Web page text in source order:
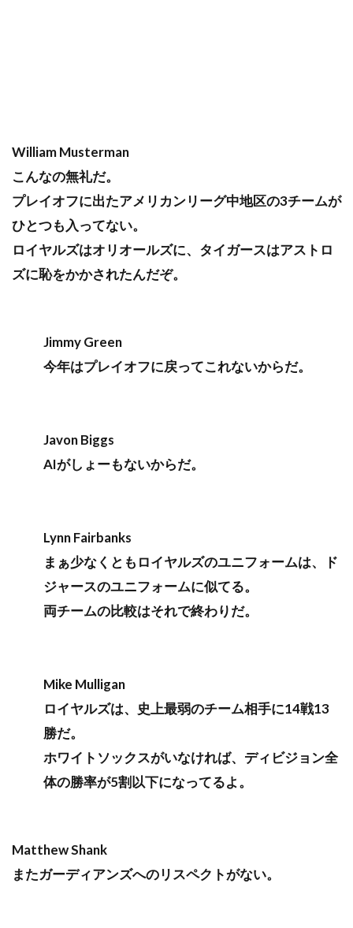
William Musterman
こんなの無礼だ。
プレイオフに出たアメリカンリーグ中地区の3チームが
ひとつも入ってない。
ロイヤルズはオリオールズに、タイガースはアストロ
ズに恥をかかされたんだぞ。
Jimmy Green
今年はプレイオフに戻ってこれないからだ。
Javon Biggs
AIがしょーもないからだ。
Lynn Fairbanks
まぁ少なくともロイヤルズのユニフォームは、ド
ジャースのユニフォームに似てる。
両チームの比較はそれで終わりだ。
Mike Mulligan
ロイヤルズは、史上最弱のチーム相手に14戦13
勝だ。
ホワイトソックスがいなければ、ディビジョン全
体の勝率が5割以下になってるよ。
Matthew Shank
またガーディアンズへのリスペクトがない。